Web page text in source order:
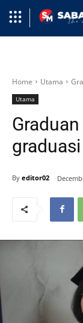
Home Utama
Utama
By editor02